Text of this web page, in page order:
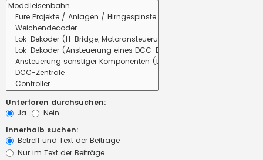
Unterforen durchsuchen:
Ja
Nein
Innerhalb suchen:
Betreff und Text der Beiträge
Nur im Text der Beiträge